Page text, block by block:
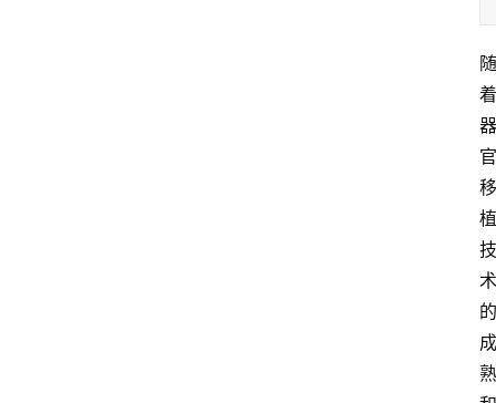
随
着
器
官
移
植
技
术
的
成
熟